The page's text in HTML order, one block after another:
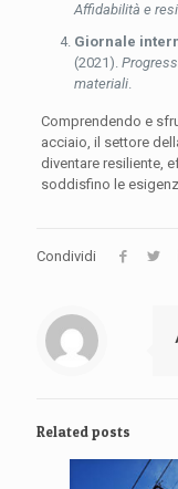
Affidabilità e
Giornale
(2021).
materiali.
Comprendendo e
acciaio, il settore
diventare resiliente,
soddisfino le
Condividi
Related posts